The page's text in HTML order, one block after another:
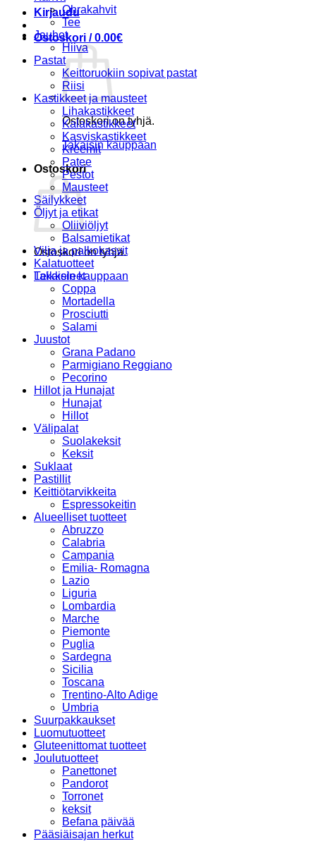
Kirjaudu
Ostoskori /0.00€
Ostoskori on tyhjä.
Takaisin kauppaan
Ostoskori
Ostoskori on tyhjä.
Takaisin kauppaan
Ohrakahvit
Tee
Jauhot
Hiiva
Pastat
Keittoruokiin sopivat pastat
Riisi
Kastikkeet ja mausteet
Lihakastikkeet
Kalakastikkeet
Kasviskastikkeet
Kreemit
Patee
Pestot
Mausteet
Säilykkeet
Öljyt ja etikat
Oliiviöljyt
Balsamietikat
Vilja ja palkokasvit
Kalatuotteet
Leikkeleet
Coppa
Mortadella
Prosciutti
Salami
Juustot
Grana Padano
Parmigiano Reggiano
Pecorino
Hillot ja Hunajat
Hunajat
Hillot
Välipalat
Suolakeksit
Keksit
Suklaat
Pastillit
Keittiötarvikkeita
Espressokeitin
Alueelliset tuotteet
Abruzzo
Calabria
Campania
Emilia- Romagna
Lazio
Liguria
Lombardia
Marche
Piemonte
Puglia
Sardegna
Sicilia
Toscana
Trentino-Alto Adige
Umbria
Suurpakkaukset
Luomutuotteet
Gluteenittomat tuotteet
Joulutuotteet
Panettonet
Pandorot
Torronet
keksit
Befana päivää
Pääsiäisajan herkut